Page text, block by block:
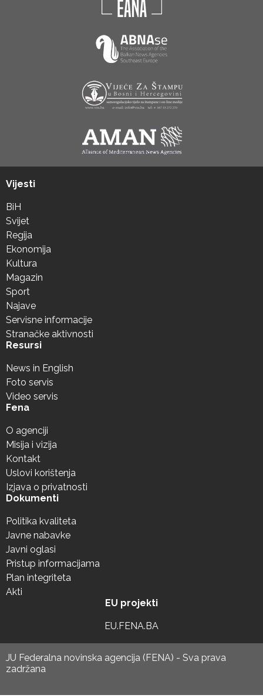
Vijesti
BiH
Svijet
Regija
Ekonomija
Kultura
Magazin
Sport
Najave
Servisne informacije
Stranačke aktivnosti
Resursi
News in English
Foto servis
Video servis
Fena
O agenciji
Misija i vizija
Kontakt
Uslovi korištenja
Izjava o privatnosti
Dokumenti
Politika kvaliteta
Javne nabavke
Javni oglasi
Pristup informacijama
Plan integriteta
Akti
EU projekti
EU.FENA.BA
JU Federalna novinska agencija (FENA) - Sva prava
zadržana